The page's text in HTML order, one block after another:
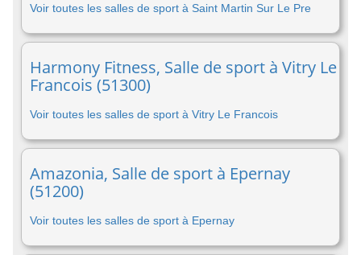
Voir toutes les salles de sport à Saint Martin Sur Le Pre
Harmony Fitness, Salle de sport à Vitry Le
Francois (51300)
Voir toutes les salles de sport à Vitry Le Francois
Amazonia, Salle de sport à Epernay
(51200)
Voir toutes les salles de sport à Epernay